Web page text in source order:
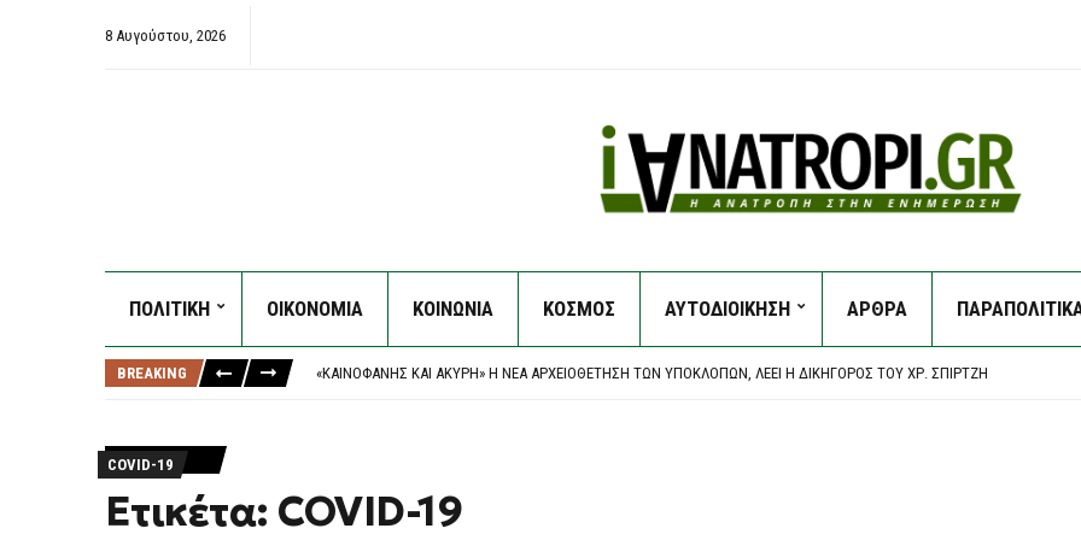
8 Αυγούστου, 2026
ΠΟΛΙΤΙΚΗ ΟΙΚΟΝΟΜΙΑ ΚΟΙΝΩΝΙΑ ΚΟΣΜΟΣ ΑΥΤΟΔΙΟΙΚΗΣΗ ΑΡΘΡΑ
BREAKING
ΠΑΣΟΚ, ΤΣΟΥΚΑΛΆΣ: “ΈΝΑ ΑΌΡΑΤΟ ΧΈΡΙ ΔΕΝ ΘΈΛΕΙ ΤΗ ΔΙΑΛΕΎΚΑΝΣΗ ΤΟΥ ΣΚΑΝΔΆΛΟΥ ΤΩΝ ΥΠΟΚΛΟΠΏΝ” – ΜΈΝΕΑ
«ΚΑΙΝΟΦΑΝΉΣ ΚΑΙ ΆΚΥΡΗ» Η ΝΈΑ ΑΡΧΕΙΟΘΈΤΗΣΗ ΤΩΝ ΥΠΟΚΛΟΠΏΝ, ΛΈΕΙ Η ΔΙΚΗΓΌΡΟΣ ΤΟΥ ΧΡ. ΣΠΊΡΤΖΗ
COVID-19
Ετικέτα: COVID-19